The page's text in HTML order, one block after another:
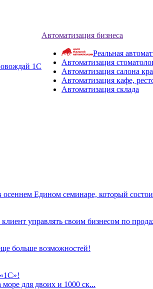
1С
Автоматизация бизнеса
Реальная
Автоматизация
Автоматизация салона
Автоматизация кафе,
Автоматизация склада
Едином семинаре, который
управлять своим бизнесом по
больше возможностей!
для двоих и 1000 ск...